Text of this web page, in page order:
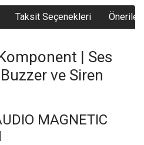
Taksit Seçenekleri
| Ses
ve Siren
MAGNETIC